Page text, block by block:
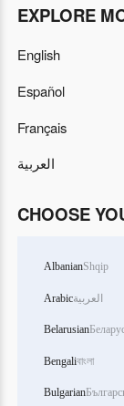
EXPLORE
English
Español
Français
العربية
CHOOSE
AlbanianShqip
Arabicالعربية
Belarusian
Bengaliবাংলা
Bulgarian